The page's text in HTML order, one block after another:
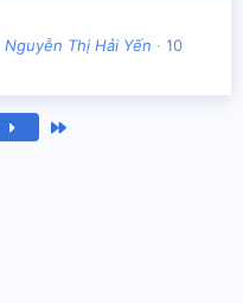
Nguyễn Thị Hải Yến
10